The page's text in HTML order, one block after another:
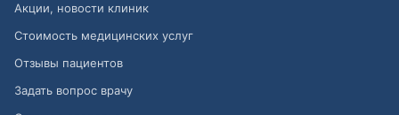
Акции, новости клиник
Стоимость медицинских услуг
Отзывы пациентов
Задать вопрос врачу